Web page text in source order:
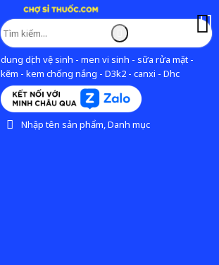
dung dịch vệ sinh - men vi sinh - sữa rửa mặt -
kẽm - kem chống nắng - D3k2 - canxi - Dhc
Nhập tên sản phẩm, Danh mục